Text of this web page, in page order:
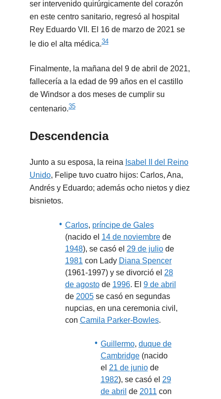
ser intervenido quirúrgicamente del corazón
en este centro sanitario, regresó al hospital
Rey Eduardo VII. El 16 de marzo de 2021 se
le dio el alta médica.34
Finalmente, la mañana del 9 de abril de 2021,
fallecería a la edad de 99 años en el castillo
de Windsor a dos meses de cumplir su
centenario.35
Descendencia
Junto a su esposa, la reina Isabel II del Reino
Unido, Felipe tuvo cuatro hijos: Carlos, Ana,
Andrés y Eduardo; además ocho nietos y diez
bisnietos.
Carlos, príncipe de Gales
(nacido el 14 de noviembrede
1948), se casó el 29 de juliode
1981 con Lady Diana Spencer
(1961-1997) y se divorció el 28
de agostode 1996. El 9 de abril
de 2005se casó en segundas
nupcias, en una ceremonia civil,
con Camila Parker-Bowles.
Guillermo, duque de
Cambridge(nacido
el 21 de juniode
1982), se casó el 29
de abril de 2011 con